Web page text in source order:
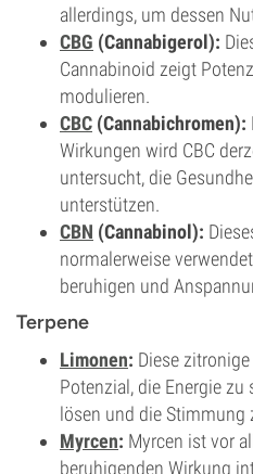
allerdings, um dessen
CBG (Cannabigerol):
Cannabinoid zeigt
modulieren.
CBC (Cannabichromen):
Wirkungen wird CBC
untersucht, die
unterstützen.
CBN (Cannabinol):
normalerweise
beruhigen und
Terpene
Limonen: Diese
Potenzial, die Energie
lösen und die Stimmung
Myrcen: Myrcen ist vor
beruhigenden Wirkung